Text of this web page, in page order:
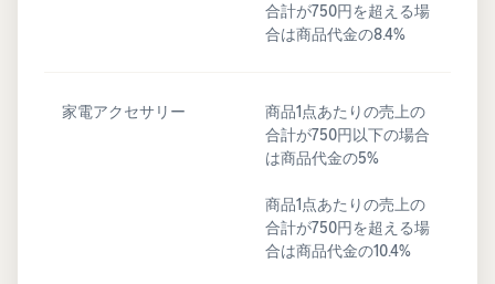
合計が750円を超える場
合は商品代金の8.4%
家電アクセサリー
商品1点あたりの売上の
合計が750円以下の場合
は商品代金の5%
商品1点あたりの売上の
合計が750円を超える場
合は商品代金の10.4%